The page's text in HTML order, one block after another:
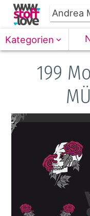
Kategorien
199